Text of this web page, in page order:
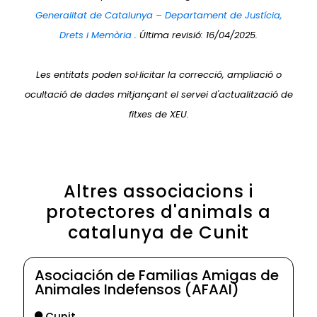
Generalitat de Catalunya – Departament de Justícia,
Drets i Memòria . Última revisió: 16/04/2025.
Les entitats poden sol·licitar la correcció, ampliació o
ocultació de dades mitjançant el servei d'actualització de
fitxes de XEU.
Altres associacions i
protectores d'animals a
catalunya de Cunit
Asociación de Familias Amigas de
Animales Indefensos (AFAAI)